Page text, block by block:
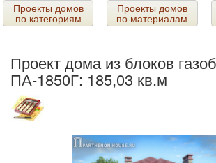
Проекты домов
по категориям
Проекты домов
по материалам
Проект дома из блоков
ПА-1850Г: 185,03 кв.м